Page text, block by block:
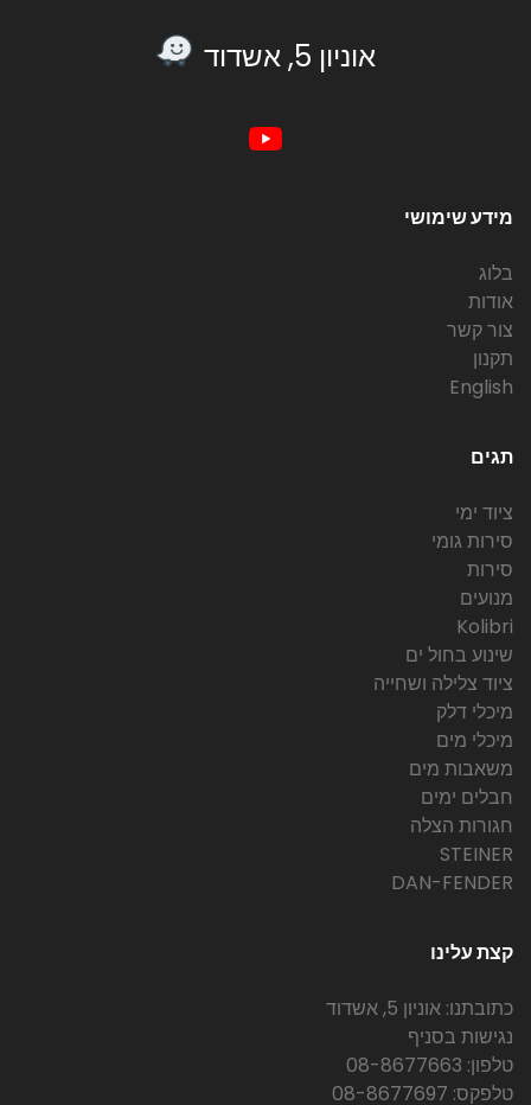
אוניון 5, אשדוד
מידע שימושי
בלוג
אודות
צור קשר
תקנון
English
תגים
ציוד ימי
סירות גומי
סירות
מנועים
Kolibri
שינוע בחול ים
ציוד צלילה ושחייה
מיכלי דלק
מיכלי מים
משאבות מים
חבלים ימים
חגורות הצלה
STEINER
DAN-FENDER
קצת עלינו
כתובתנו: אוניון 5, אשדוד
נגישות בסניף
טלפון: 08-8677663
טלפקס: 08-8677697